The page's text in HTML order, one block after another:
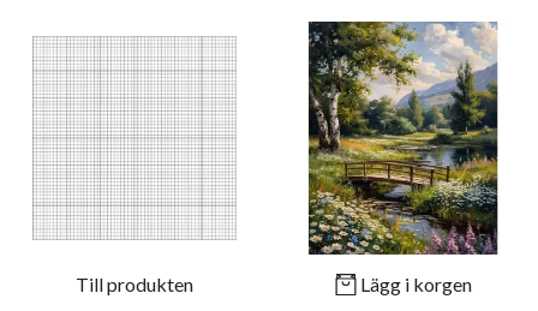
Till produkten
Lägg i korgen